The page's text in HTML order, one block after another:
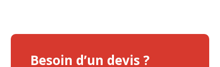
Besoin d’un devis ?